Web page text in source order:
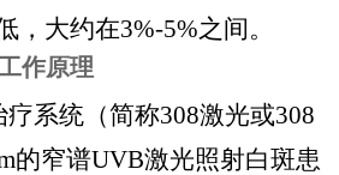
，大约在3%-5%之间。
作原理
系统（简称308激光或308
的窄谱UVB激光照射白斑患